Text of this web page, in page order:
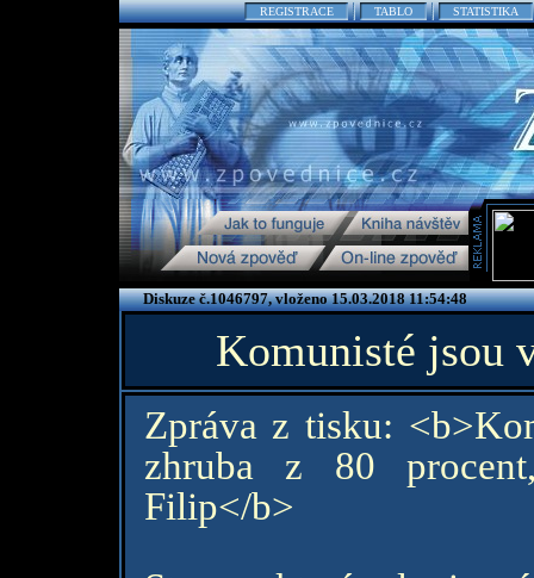
REGISTRACE TABLO STATISTIKA
Diskuze č.1046797, vloženo 15.03.2018 11:54:48
Komunisté jsou
Zpráva z tisku:
zhruba z 80
Filip</b>